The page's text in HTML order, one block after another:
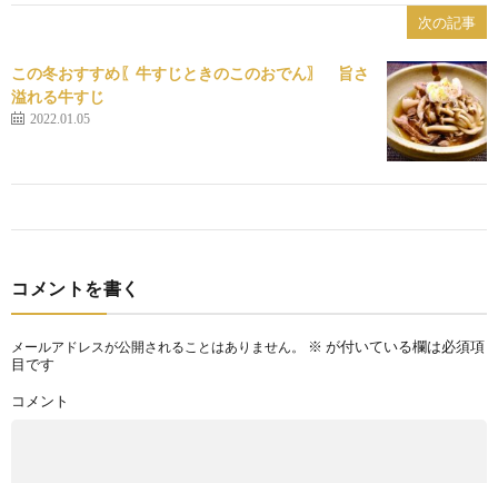
次の記事
この冬おすすめ〖牛すじときのこのおでん〗 旨さ
溢れる牛すじ
2022.01.05
コメントを書く
メールアドレスが公開されることはありません。 ※ が付いている欄は必須項
目です
コメント